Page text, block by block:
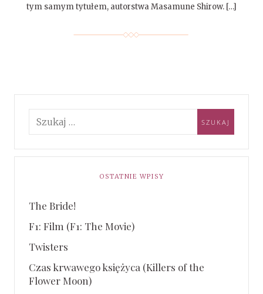
tym samym tytułem, autorstwa Masamune Shirow. […]
OSTATNIE WPISY
The Bride!
F1: Film (F1: The Movie)
Twisters
Czas krwawego księżyca (Killers of the
Flower Moon)